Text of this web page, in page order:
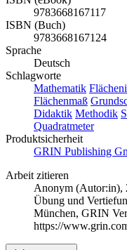
9783668167117
ISBN (Buch)
9783668167124
Sprache
Deutsch
Schlagworte
Mathematik
Flächenmaß
Didaktik Methodik
Quadratmeter
Produktsicherheit
GRIN Publishing
Arbeit zitieren
Anonym (Autor:in),
Übung und
München, GRIN
https://